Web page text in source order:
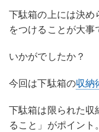
下駄箱の上には決め
をつけることが大事
いかがでしたか？
今回は下駄箱の収納
下駄箱は限られた収
ること」がポイント